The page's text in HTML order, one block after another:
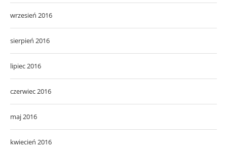
wrzesień 2016
sierpień 2016
lipiec 2016
czerwiec 2016
maj 2016
kwiecień 2016